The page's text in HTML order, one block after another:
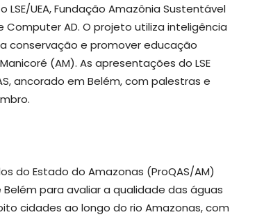
UEA, Fundação Amazônia Sustentável
Computer AD. O projeto utiliza inteligência
conservação e promover educação
(AM). As apresentações do LSE
ancorado em Belém, com palestras e
do Estado do Amazonas (ProQAS/AM)
para avaliar a qualidade das águas
cidades ao longo do rio Amazonas, com